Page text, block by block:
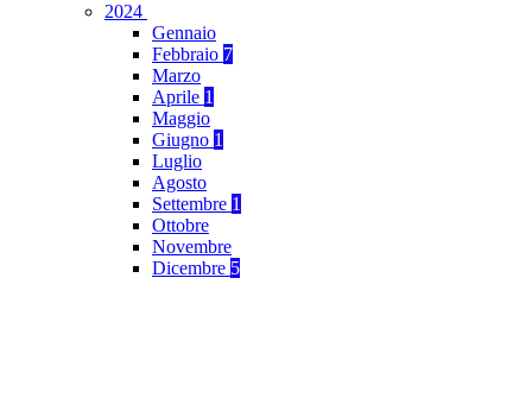
2024
Gennaio
Febbraio 7
Marzo
Aprile 1
Maggio
Giugno 1
Luglio
Agosto
Settembre 1
Ottobre
Novembre
Dicembre 5